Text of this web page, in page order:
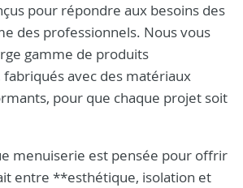
pour répondre aux besoins des
des professionnels. Nous vous
gamme de produits
fabriqués avec des matériaux
pour que chaque projet soit
menuiserie est pensée pour offrir
entre **esthétique, isolation et